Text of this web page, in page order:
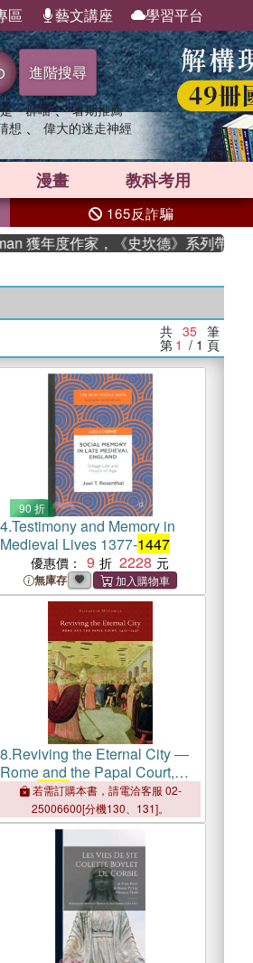
區 藝文講座 學習平台
進階搜尋
一群喵 、 暑期推薦
想 、 偉大的迷走神經
漫畫 教科考用
165反詐騙
作家，《史坎德》系列帶你踏上熱血
共 35 筆
第 1 / 1 頁
90 折
4.Testimony and Memory in
Medieval Lives 1377-1447
優惠價： 9 2228
無庫存
8.Reviving the Eternal City ―
Rome and the Papal Court,
1420-1447
若需訂購本書，請電洽客服 02-
25006600[分機130、131]。